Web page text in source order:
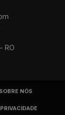
RO
NÓS